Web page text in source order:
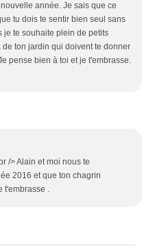
année. Je sais que ce
tu dois te sentir bien seul sans
je te souhaite plein de petits
ton jardin qui doivent te donner
pense bien à toi et je t'embrasse.
/> Alain et moi nous te
2016 et que ton chagrin
t'embrasse .